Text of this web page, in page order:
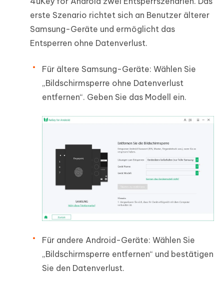
erste Szenario richtet sich an Benutzer älterer
Samsung-Geräte und ermöglicht das
Entsperren ohne Datenverlust.
Für ältere Samsung-Geräte: Wählen Sie
„Bildschirmsperre ohne Datenverlust
entfernen“. Geben Sie das Modell ein.
Für andere Android-Geräte: Wählen Sie
„Bildschirmsperre entfernen“ und bestätigen
Sie den Datenverlust.